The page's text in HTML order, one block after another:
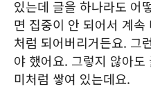
있는데 글을 하나라도 어
면 집중이 안 되어서 계
처럼 되어버리거든요. 그
야 했어요. 그렇지 않아
미처럼 쌓여 있는데요.